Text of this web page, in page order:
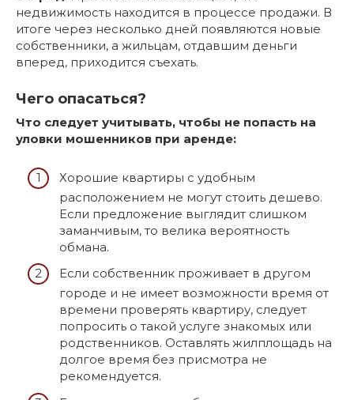
недвижимость находится в процессе продажи. В
итоге через несколько дней появляются новые
собственники, а жильцам, отдавшим деньги
вперед, приходится съехать.
Чего опасаться?
Что следует учитывать, чтобы не попасть на
уловки мошенников при аренде:
Хорошие квартиры с удобным
расположением не могут стоить дешево.
Если предложение выглядит слишком
заманчивым, то велика вероятность
обмана.
Если собственник проживает в другом
городе и не имеет возможности время от
времени проверять квартиру, следует
попросить о такой услуге знакомых или
родственников. Оставлять жилплощадь на
долгое время без присмотра не
рекомендуется.